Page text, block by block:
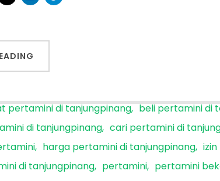
pertamini di tanjungpinang beli pertamini di
di tanjungpinang cari pertamini di
harga pertamini di tanjungpinang
di tanjungpinang
pertamini
pertamini